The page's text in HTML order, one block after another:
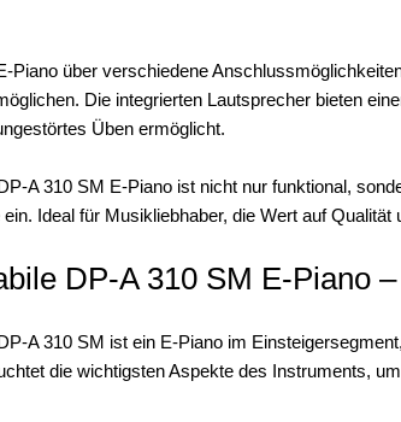
Piano über verschiedene
Die integrierten Lautsprecher bieten
Üben ermöglicht.
A 310 SM E-Piano ist nicht nur funktional,
Ideal für Musikliebhaber, die Wert auf Qualität
DP-A 310 SM E-Piano
A 310 SM ist ein E-Piano im
die wichtigsten Aspekte des Instruments,